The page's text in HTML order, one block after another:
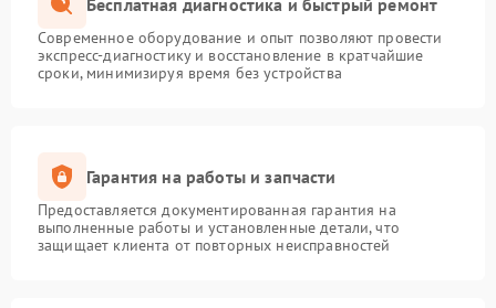
Современное оборудование и опыт позволяют провести
экспресс-диагностику и восстановление в кратчайшие
сроки, минимизируя время без устройства
Гарантия на работы и запчасти
Предоставляется документированная гарантия на
выполненные работы и установленные детали, что
защищает клиента от повторных неисправностей